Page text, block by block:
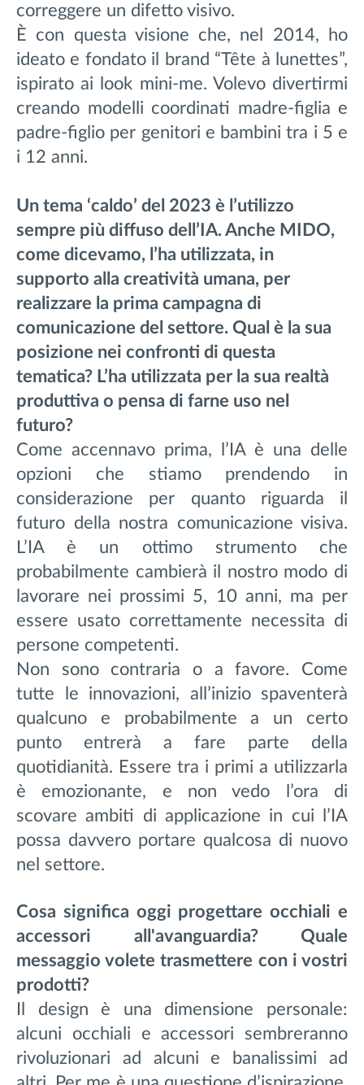
correggere un difetto visivo.
È con questa visione che, nel 2014, ho
ideato e fondato il brand “Tête à lunettes”,
ispirato ai look mini-me. Volevo divertirmi
creando modelli coordinati madre-figlia e
padre-figlio per genitori e bambini tra i 5 e
i 12 anni.
Un tema ‘caldo’ del 2023 è l’utilizzo
sempre più diffuso dell’IA. Anche MIDO,
come dicevamo, l’ha utilizzata, in
supporto alla creatività umana, per
realizzare la prima campagna di
comunicazione del settore. Qual è la sua
posizione nei confronti di questa
tematica? L’ha utilizzata per la sua realtà
produttiva o pensa di farne uso nel
futuro?
Come accennavo prima, l’IA è una delle
opzioni che stiamo prendendo in
considerazione per quanto riguarda il
futuro della nostra comunicazione visiva.
L’IA è un ottimo strumento che
probabilmente cambierà il nostro modo di
lavorare nei prossimi 5, 10 anni, ma per
essere usato correttamente necessita di
persone competenti.
Non sono contraria o a favore. Come
tutte le innovazioni, all’inizio spaventerà
qualcuno e probabilmente a un certo
punto entrerà a fare parte della
quotidianità. Essere tra i primi a utilizzarla
è emozionante, e non vedo l’ora di
scovare ambiti di applicazione in cui l’IA
possa davvero portare qualcosa di nuovo
nel settore.
Cosa significa oggi progettare occhiali e
accessori all'avanguardia? Quale
messaggio volete trasmettere con i vostri
prodotti?
Il design è una dimensione personale:
alcuni occhiali e accessori sembreranno
rivoluzionari ad alcuni e banalissimi ad